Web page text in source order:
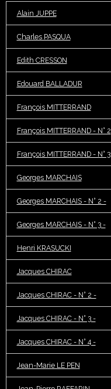
Alain JUPPE
Charles PASQUA
Edith CRESSON
Edouard BALLADUR
François MITTERRAND
François MITTERRAND - N° 2
François MITTERRAND - N° 3
Georges MARCHAIS
Georges MARCHAIS - N° 2 -
Georges MARCHAIS - N° 3 -
Henri KRASUCKI
Jacques CHIRAC
Jacques CHIRAC - N° 2 -
Jacques CHIRAC - N° 3 -
Jacques CHIRAC - N° 4 -
Jean-Marie LE PEN